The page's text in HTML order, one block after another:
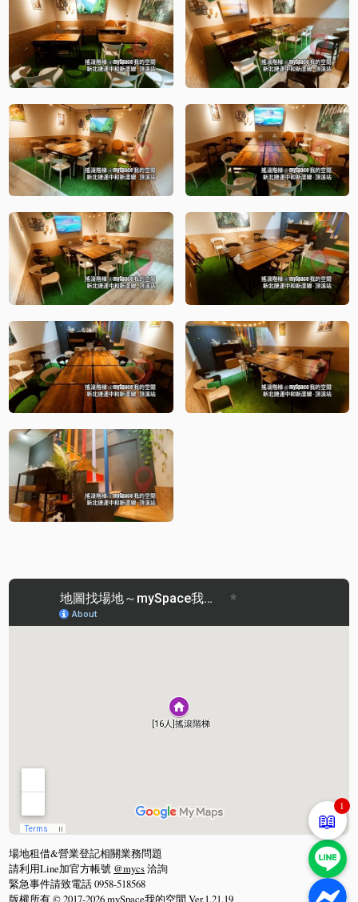
場地租借&營業登記相關業務問題
請利用Line加官方帳號 @mycs洽詢
緊急事件請致電話 0958-518568
版權所有 © 2017-2026 mySpace我的空間 Ver.1.21.19
📖
1